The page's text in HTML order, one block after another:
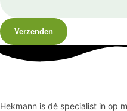
Verzenden
Hekmann is dé specialist in op